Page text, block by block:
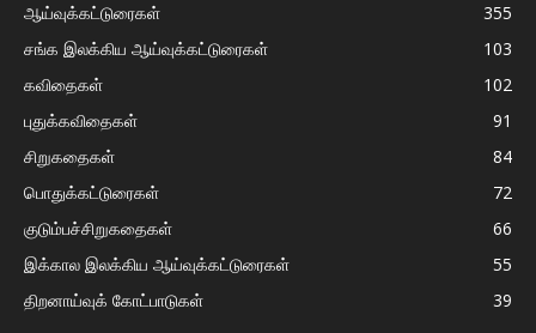
ஆய்வுக்கட்டுரைகள்
355
சங்க இலக்கிய ஆய்வுக்கட்டுரைகள்
103
கவிதைகள்
102
புதுக்கவிதைகள்
91
சிறுகதைகள்
84
பொதுக்கட்டுரைகள்
72
குடும்பச்சிறுகதைகள்
66
இக்கால இலக்கிய ஆய்வுக்கட்டுரைகள்
55
திறனாய்வுக் கோட்பாடுகள்
39